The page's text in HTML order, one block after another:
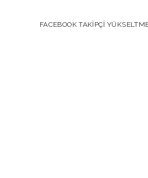
FACEBOOK TAKIPÇI